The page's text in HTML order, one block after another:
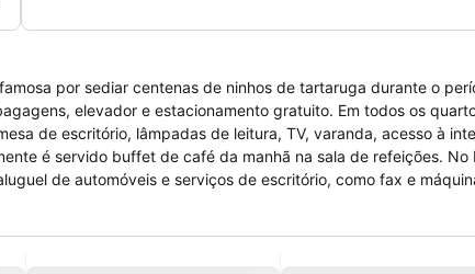
por sediar centenas de ninhos de tartaruga durante o
elevador e estacionamento gratuito. Em todos os
de escritório, lâmpadas de leitura, TV, varanda, acesso à
é servido buffet de café da manhã na sala de refeições. No
de automóveis e serviços de escritório, como fax e